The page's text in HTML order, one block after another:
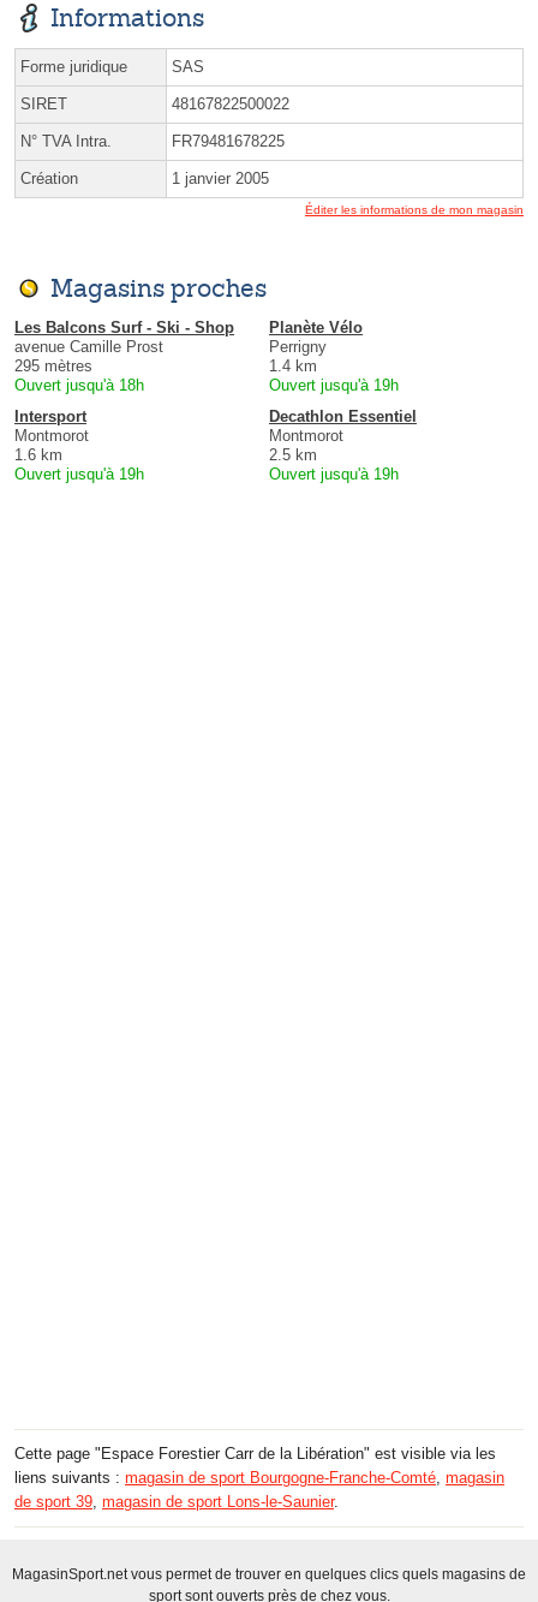
Informations
Forme juridique SAS
SIRET 48167822500022
N° TVA Intra. FR79481678225
Création 1 janvier 2005
Éditer les informations de mon magasin
Magasins proches
Les Balcons Surf - Ski - Shop
avenue Camille Prost
295 mètres
Ouvert jusqu'à 18h
Planète Vélo
Perrigny
1.4 km
Ouvert jusqu'à 19h
Intersport
Montmorot
1.6 km
Ouvert jusqu'à 19h
Decathlon Essentiel
Montmorot
2.5 km
Ouvert jusqu'à 19h
Cette page "Espace Forestier Carr de la Libération" est visible via les
liens suivants : magasin de sport Bourgogne-Franche-Comté, magasin
de sport 39, magasin de sport Lons-le-Saunier.
MagasinSport.net vous permet de trouver en quelques clics quels magasins de
sport sont ouverts près de chez vous.